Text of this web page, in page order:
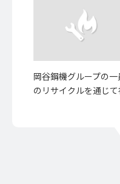
岡谷鋼機グループの
のリサイクルを通じて